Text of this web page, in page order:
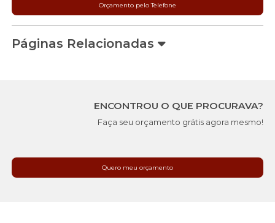
Orçamento pelo Telefone
Páginas Relacionadas
ENCONTROU O QUE PROCURAVA?
Faça seu orçamento grátis agora mesmo!
Quero meu orçamento